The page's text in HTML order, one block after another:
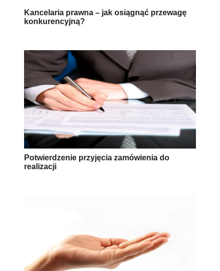
Kancelaria prawna – jak osiągnąć przewagę
konkurencyjną?
Potwierdzenie przyjęcia zamówienia do
realizacji